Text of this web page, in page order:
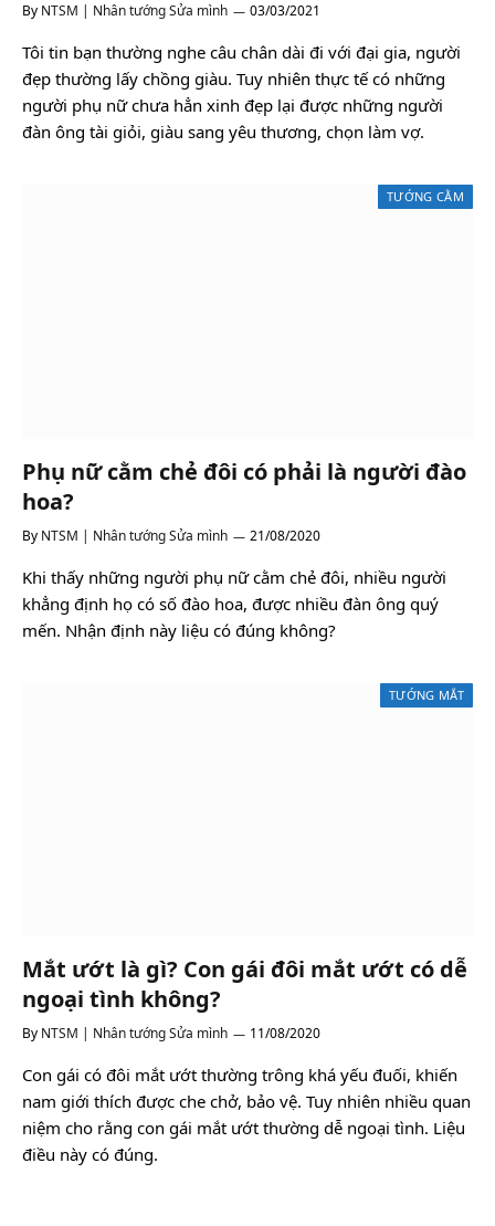
By NTSM | Nhân tướng Sửa mình 03/03/2021
Tôi tin bạn thường nghe câu chân dài đi với đại gia, người
đẹp thường lấy chồng giàu. Tuy nhiên thực tế có những
người phụ nữ chưa hẳn xinh đẹp lại được những người
đàn ông tài giỏi, giàu sang yêu thương, chọn làm vợ.
TƯỚNG CẰM
Phụ nữ cằm chẻ đôi có phải là người đào
hoa?
By NTSM | Nhân tướng Sửa mình 21/08/2020
Khi thấy những người phụ nữ cằm chẻ đôi, nhiều người
khẳng định họ có số đào hoa, được nhiều đàn ông quý
mến. Nhận định này liệu có đúng không?
TƯỚNG MẮT
Mắt ướt là gì? Con gái đôi mắt ướt có dễ
ngoại tình không?
By NTSM | Nhân tướng Sửa mình 11/08/2020
Con gái có đôi mắt ướt thường trông khá yếu đuối, khiến
nam giới thích được che chở, bảo vệ. Tuy nhiên nhiều quan
niệm cho rằng con gái mắt ướt thường dễ ngoại tình. Liệu
điều này có đúng.